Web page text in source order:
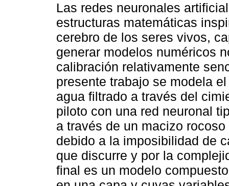
Las redes neuronales
estructuras matemáticas
cerebro de los seres vivos,
generar modelos numéricos
calibración relativamente
presente trabajo se modela
agua filtrado a través del
piloto con una red neuronal
a través de un macizo
debido a la imposibilidad de
que discurre y por la
final es un modelo